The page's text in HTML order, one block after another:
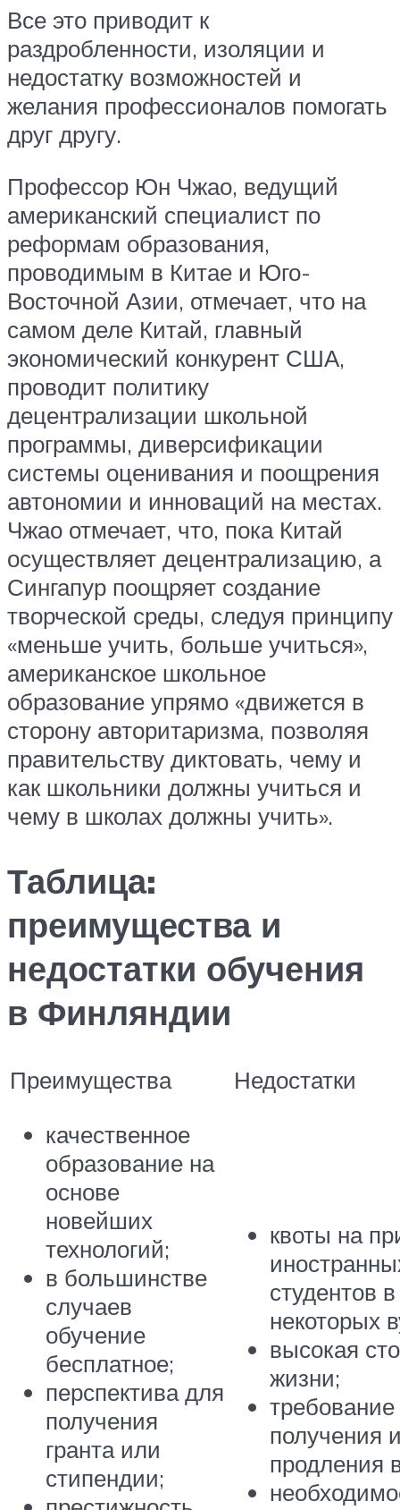
Все это приводит к
раздробленности, изоляции и
недостатку возможностей и
желания профессионалов помогать
друг другу.
Профессор Юн Чжао, ведущий
американский специалист по
реформам образования,
проводимым в Китае и Юго-
Восточной Азии, отмечает, что на
самом деле Китай, главный
экономический конкурент США,
проводит политику
децентрализации школьной
программы, диверсификации
системы оценивания и поощрения
автономии и инноваций на местах.
Чжао отмечает, что, пока Китай
осуществляет децентрализацию, а
Сингапур поощряет создание
творческой среды, следуя принципу
«меньше учить, больше учиться»,
американское школьное
образование упрямо «движется в
сторону авторитаризма, позволяя
правительству диктовать, чему и
как школьники должны учиться и
чему в школах должны учить».
Таблица:
преимущества и
недостатки обучения
в Финляндии
Преимущества
Недостатки
качественное
образование на
основе
новейших
технологий;
в большинстве
случаев
обучение
бесплатное;
перспектива для
получения
гранта или
стипендии;
квоты на
студентов в
некоторых
высокая
жизни;
требование
получения
продления